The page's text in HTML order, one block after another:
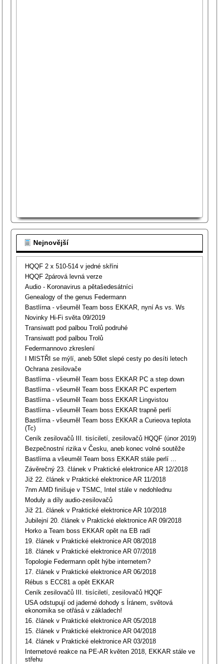
Nejnovější
HQQF 2 x 510-514 v jedné skříni
HQQF 2párová levná verze
Audio - Koronavirus a pětašedesátníci
Genealogy of the genus Federmann
Bastlírna - všeuměl Team boss EKKAR, nyní As vs. Ws
Novinky Hi-Fi světa 09/2019
Transiwatt pod palbou Trolů podruhé
Transiwatt pod palbou Trolů
Federmannovo zkreslení
I MISTŘI se mýlí, aneb 50let slepé cesty po desíti letech
Ochrana zesilovače
Bastlírna - všeuměl Team boss EKKAR PC a step down
Bastlírna - všeuměl Team boss EKKAR PC expertem
Bastlírna - všeuměl Team boss EKKAR Lingvistou
Bastlírna - všeuměl Team boss EKKAR trapně perlí
Bastlírna - všeuměl Team boss EKKAR a Curieova teplota
(Tc)
Ceník zesilovačů III. tisíciletí, zesilovačů HQQF (únor 2019)
Bezpečnostní rizika v Česku, aneb konec volné soutěže
Bastlírna a všeuměl Team boss EKKAR stále perlí ...
Závěrečný 23. článek v Praktické elektronice AR 12/2018
Již 22. článek v Praktické elektronice AR 11/2018
7nm AMD finišuje v TSMC, Intel stále v nedohlednu
Moduly a díly audio-zesilovačů
Již 21. článek v Praktické elektronice AR 10/2018
Jubilejní 20. článek v Praktické elektronice AR 09/2018
Horko a Team boss EKKAR opět na EB radí
19. článek v Praktické elektronice AR 08/2018
18. článek v Praktické elektronice AR 07/2018
Topologie Federmann opět hýbe internetem?
17. článek v Praktické elektronice AR 06/2018
Rébus s ECC81 a opět EKKAR
Ceník zesilovačů III. tisíciletí, zesilovačů HQQF
USA odstupují od jaderné dohody s Íránem, světová
ekonomika se otřásá v základech!
16. článek v Praktické elektronice AR 05/2018
15. článek v Praktické elektronice AR 04/2018
14. článek v Praktické elektronice AR 03/2018
Internetové reakce na PE-AR květen 2018, EKKAR stále ve
střehu